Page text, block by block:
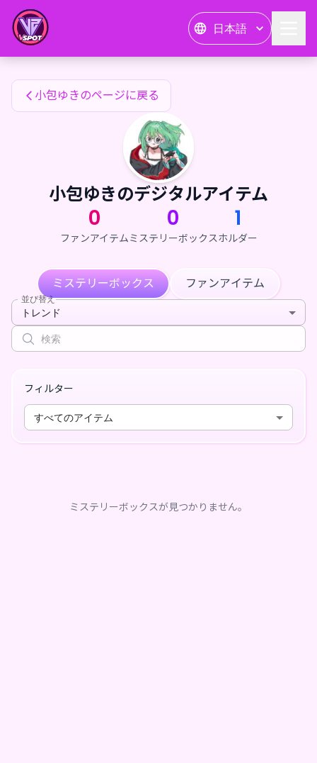
日本語
小包ゆきのファンアイテム
小包ゆきのページに戻る
小包ゆきのデジタルアイテム
0
ファンアイテム
0
ミステリーボックス
1
ホルダー
ミステリーボックス ファンアイテム
並び替え
トレンド
フィルター
すべてのアイテム
ミステリーボックスが見つかりません。
小包ゆきのファンアイテム — 24karat